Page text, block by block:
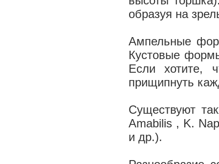
образуя на
Ампельные
Кустовые
Если хотите,
прищипнуть
Существуют
Ama­bilis , K.
и др.).